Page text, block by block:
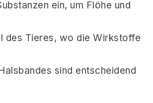
ein, um Flöhe und
des Tieres, wo die Wirkstoffe
sind entscheidend